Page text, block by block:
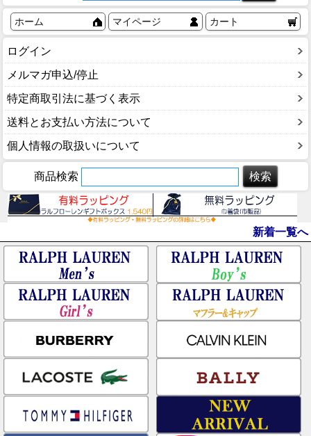
ホーム マイページ カート
ログイン
メルマガ申込/停止
特定商取引法に基づく表示
送料とお支払い方法について
個人情報の取扱いについて
商品検索
新着一覧へ